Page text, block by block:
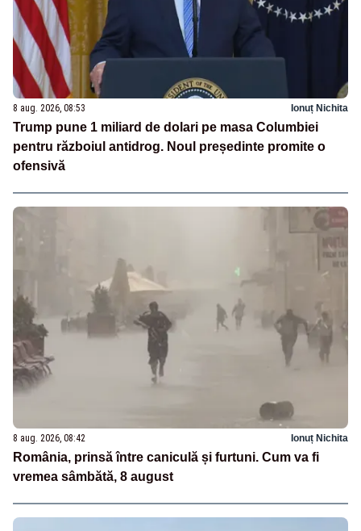
8 aug. 2026, 08:53 Ionuț Nichita
Trump pune 1 miliard de dolari pe masa Columbiei
pentru războiul antidrog. Noul președinte promite o
ofensivă
8 aug. 2026, 08:42 Ionuț Nichita
România, prinsă între caniculă și furtuni. Cum va fi
vremea sâmbătă, 8 august